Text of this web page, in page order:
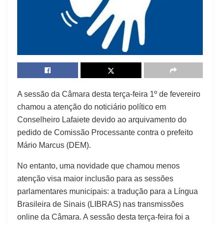
A sessão da Câmara desta terça-feira 1º de fevereiro
chamou a atenção do noticiário político em
Conselheiro Lafaiete devido ao arquivamento do
pedido de Comissão Processante contra o prefeito
Mário Marcus (DEM).
No entanto, uma novidade que chamou menos
atenção visa maior inclusão para as sessões
parlamentares municipais: a tradução para a Língua
Brasileira de Sinais (LIBRAS) nas transmissões
online da Câmara. A sessão desta terça-feira foi a